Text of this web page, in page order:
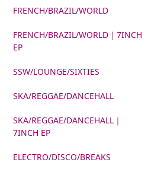
FRENCH/BRAZIL/WORLD
FRENCH/BRAZIL/WORLD｜7INCH
EP
SSW/LOUNGE/SIXTIES
SKA/REGGAE/DANCEHALL
SKA/REGGAE/DANCEHALL｜
7INCH EP
ELECTRO/DISCO/BREAKS